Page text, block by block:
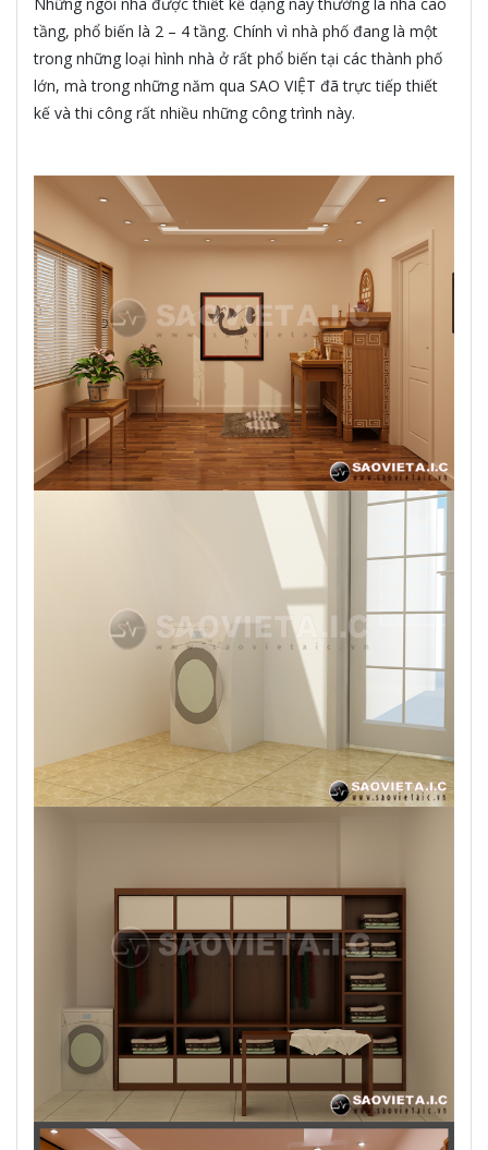
tầng, phổ biến là 2 – 4 tầng. Chính vì nhà phố đang là một
trong những loại hình nhà ở rất phổ biến tại các thành phố
lớn, mà trong những năm qua SAO VIỆT đã trực tiếp thiết
kế và thi công rất nhiều những công trình này.